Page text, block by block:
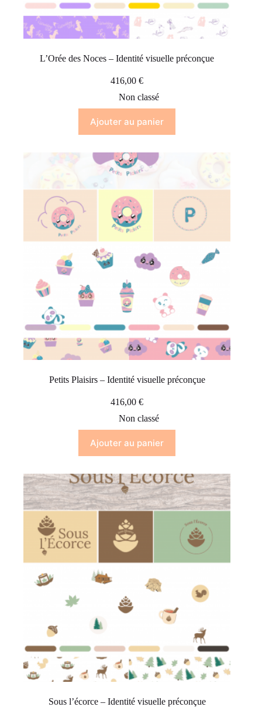
L’Orée des Noces – Identité visuelle préconçue
416,00€
Non classé
Ajouter au panier
Petits Plaisirs – Identité visuelle préconçue
416,00€
Non classé
Ajouter au panier
Sous l’écorce – Identité visuelle préconçue